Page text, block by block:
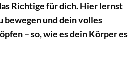
Richtige für dich. Hier lernst
bewegen und dein volles
– so, wie es dein Körper es